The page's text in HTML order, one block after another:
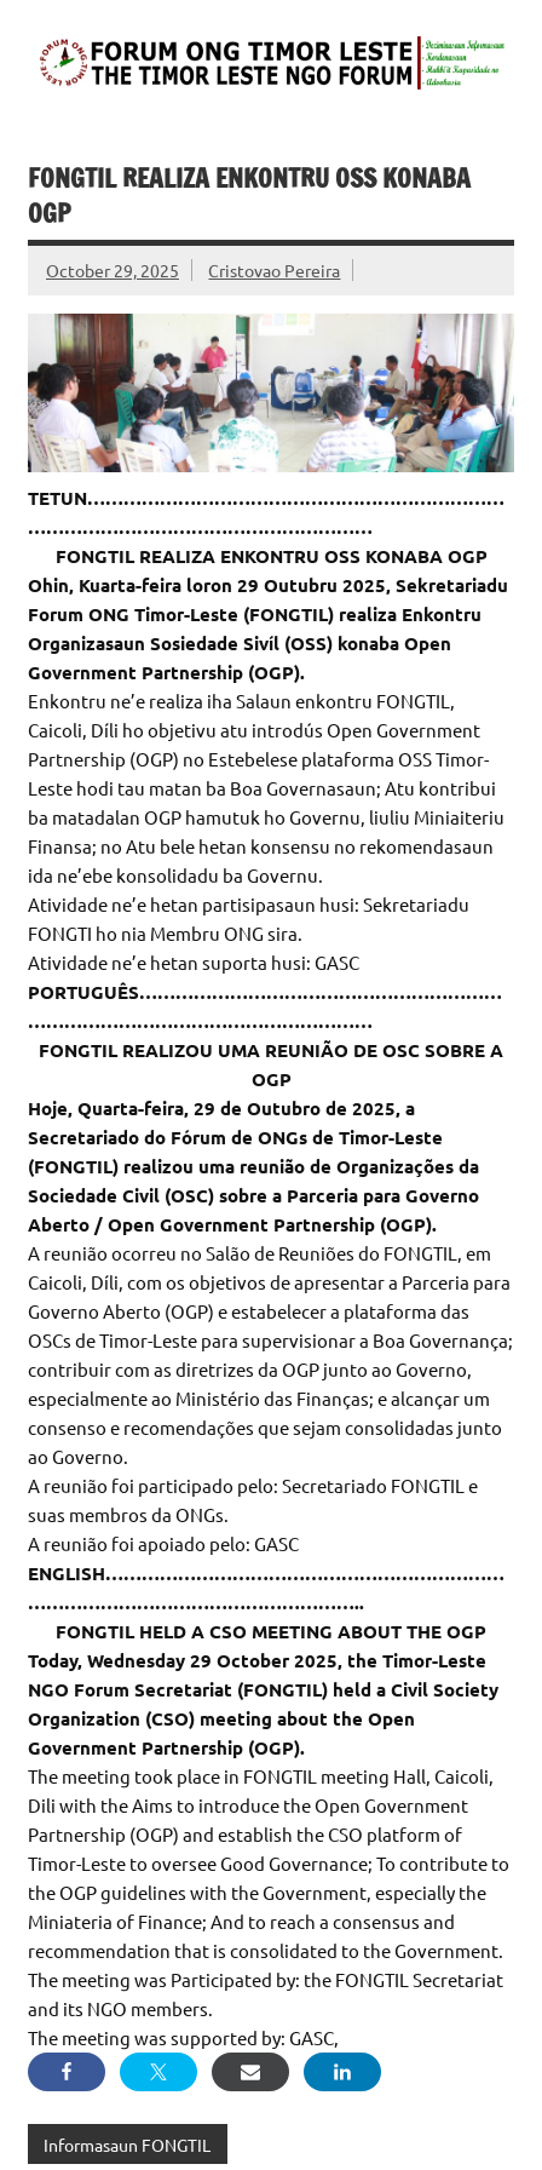
content
FONGTIL – Forum
Leste
FONGTIL REALIZA ENKONTRU OSS KONABA
OGP
October 29, 2025 Cristovao Pereira
TETUN……………………………………………………………
…………………………………………………
FONGTIL REALIZA ENKONTRU OSS KONABA OGP
Ohin, Kuarta-feira loron 29 Outubru 2025, Sekretariadu
Forum ONG Timor-Leste (FONGTIL) realiza Enkontru
Organizasaun Sosiedade Sivíl (OSS) konaba Open
Government Partnership (OGP).
Enkontru ne’e realiza iha Salaun enkontru FONGTIL,
Caicoli, Díli ho objetivu atu introdús Open Government
Partnership (OGP) no Estebelese plataforma OSS Timor-
Leste hodi tau matan ba Boa Governasaun; Atu kontribui
ba matadalan OGP hamutuk ho Governu, liuliu Miniaiteriu
Finansa; no Atu bele hetan konsensu no rekomendasaun
ida ne’ebe konsolidadu ba Governu.
Atividade ne’e hetan partisipasaun husi: Sekretariadu
FONGTI ho nia Membru ONG sira.
Atividade ne’e hetan suporta husi: GASC
PORTUGUÊS……………………………………………………
…………………………………………………
FONGTIL REALIZOU UMA REUNIÃO DE OSC SOBRE A
OGP
Hoje, Quarta-feira, 29 de Outubro de 2025, a
Secretariado do Fórum de ONGs de Timor-Leste
(FONGTIL) realizou uma reunião de Organizações da
Sociedade Civil (OSC) sobre a Parceria para Governo
Aberto / Open Government Partnership (OGP).
A reunião ocorreu no Salão de Reuniões do FONGTIL, em
Caicoli, Díli, com os objetivos de apresentar a Parceria para
Governo Aberto (OGP) e estabelecer a plataforma das
OSCs de Timor-Leste para supervisionar a Boa Governança;
contribuir com as diretrizes da OGP junto ao Governo,
especialmente ao Ministério das Finanças; e alcançar um
consenso e recomendações que sejam consolidadas junto
ao Governo.
A reunião foi participado pelo: Secretariado FONGTIL e
suas membros da ONGs.
A reunião foi apoiado pelo: GASC
ENGLISH…………………………………………………………
………………………………………………..
FONGTIL HELD A CSO MEETING ABOUT THE OGP
Today, Wednesday 29 October 2025, the Timor-Leste
NGO Forum Secretariat (FONGTIL) held a Civil Society
Organization (CSO) meeting about the Open
Government Partnership (OGP).
The meeting took place in FONGTIL meeting Hall, Caicoli,
Dili with the Aims to introduce the Open Government
Partnership (OGP) and establish the CSO platform of
Timor-Leste to oversee Good Governance; To contribute to
the OGP guidelines with the Government, especially the
Miniateria of Finance; And to reach a consensus and
recommendation that is consolidated to the Government.
The meeting was Participated by: the FONGTIL Secretariat
and its NGO members.
The meeting was supported by: GASC,
Informasaun FONGTIL